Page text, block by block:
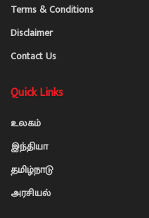
Terms & Conditions
Disclaimer
Contact Us
Quick Links
உலகம்
இந்தியா
தமிழ்நாடு
அரசியல்